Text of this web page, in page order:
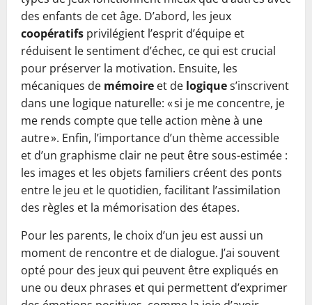
des enfants de cet âge. D’abord, les jeux
coopératifs privilégient l’esprit d’équipe et
réduisent le sentiment d’échec, ce qui est crucial
pour préserver la motivation. Ensuite, les
mécaniques de mémoire et de logiques’inscrivent
dans une logique naturelle: « si je me concentre, je
me rends compte que telle action mène à une
autre ». Enfin, l’importance d’un thème accessible
et d’un graphisme clair ne peut être sous-estimée :
les images et les objets familiers créent des ponts
entre le jeu et le quotidien, facilitant l’assimilation
des règles et la mémorisation des étapes.
Pour les parents, le choix d’un jeu est aussi un
moment de rencontre et de dialogue. J’ai souvent
opté pour des jeux qui peuvent être expliqués en
une ou deux phrases et qui permettent d’exprimer